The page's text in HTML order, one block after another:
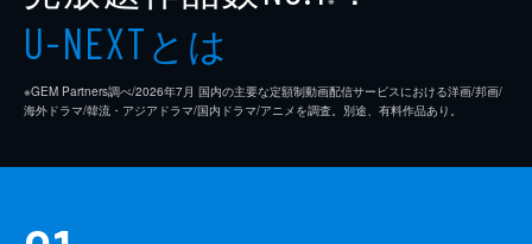
U-NEXTとは
※GEM Partners調べ/2026年7⽉ 国内の主要な定額制動画配信サービスにおける洋画/邦画/
海外ドラマ/韓流・アジアドラマ/国内ドラマ/アニメを調査。別途、有料作品あり。